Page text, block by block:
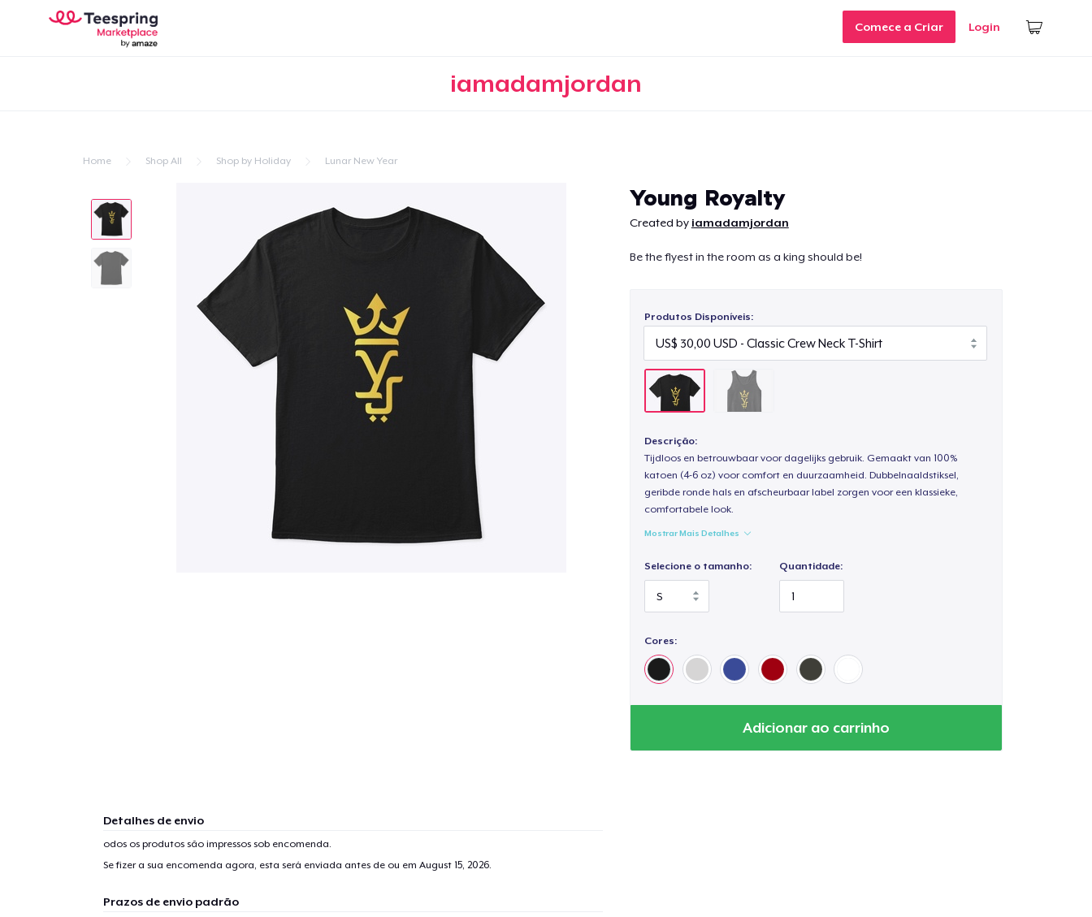
Comece a Criar Login
iamadamjordan
Home Shop All Shop by Holiday Lunar New Year
Young Royalty
Created by iamadamjordan
Be the flyest in the room as a king should be!
Produtos Disponíveis:
Descrição:
Tijdloos en betrouwbaar voor dagelijks gebruik. Gemaakt van 100%
katoen (4-6 oz) voor comfort en duurzaamheid. Dubbelnaaldstiksel,
geribde ronde hals en afscheurbaar label zorgen voor een klassieke,
comfortabele look.
Mostrar Mais Detalhes
Selecione o tamanho: Quantidade:
Cores:
Adicionar ao carrinho
Detalhes de envio
odos os produtos são impressos sob encomenda.
Se fizer a sua encomenda agora, esta será enviada antes de ou em August 15, 2026.
Prazos de envio padrão